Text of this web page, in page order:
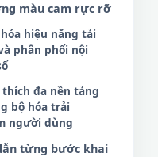
đăng
màu cam rực rỡ
hiệu năng tải
phân phối nội
đa nền tảng
bộ hóa trải
người dùng
từng bước khai